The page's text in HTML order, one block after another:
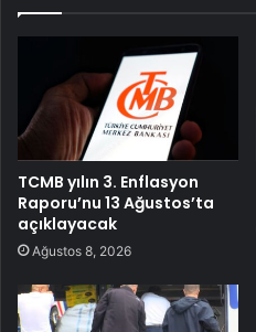
TCMB yılın 3. Enflasyon
Raporu’nu 13 Ağustos’ta
açıklayacak
Ağustos 8, 2026